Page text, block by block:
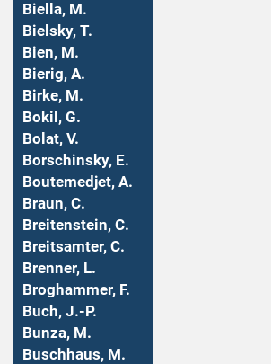
Biella, M.
Bielsky, T.
Bien, M.
Bierig, A.
Birke, M.
Bokil, G.
Bolat, V.
Borschinsky, E.
Boutemedjet, A.
Braun, C.
Breitenstein, C.
Breitsamter, C.
Brenner, L.
Broghammer, F.
Buch, J.-P.
Bunza, M.
Buschhaus, M.